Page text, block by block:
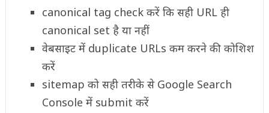
canonical tag check करें कि सही URL ही
canonical set है या नहीं
वेबसाइट में duplicate URLs कम करने की कोशिश
करें
sitemap को सही तरीके से Google Search
Console में submit करें